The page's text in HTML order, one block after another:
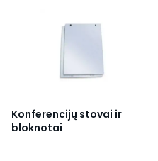
Konferencijų stovai ir
bloknotai